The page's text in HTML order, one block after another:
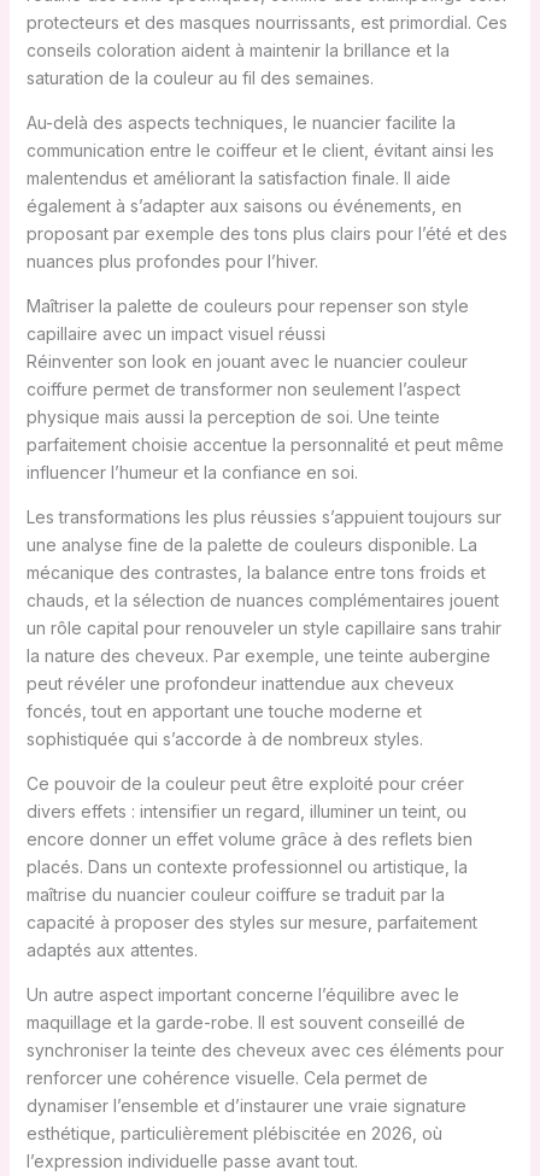
protecteurs et des masques nourrissants, est primordial. Ces
conseils coloration aident à maintenir la brillance et la
saturation de la couleur au fil des semaines.
Au-delà des aspects techniques, le nuancier facilite la
communication entre le coiffeur et le client, évitant ainsi les
malentendus et améliorant la satisfaction finale. Il aide
également à s’adapter aux saisons ou événements, en
proposant par exemple des tons plus clairs pour l’été et des
nuances plus profondes pour l’hiver.
Maîtriser la palette de couleurs pour repenser son style
capillaire avec un impact visuel réussi
Réinventer son look en jouant avec le nuancier couleur
coiffure permet de transformer non seulement l’aspect
physique mais aussi la perception de soi. Une teinte
parfaitement choisie accentue la personnalité et peut même
influencer l’humeur et la confiance en soi.
Les transformations les plus réussies s’appuient toujours sur
une analyse fine de la palette de couleurs disponible. La
mécanique des contrastes, la balance entre tons froids et
chauds, et la sélection de nuances complémentaires jouent
un rôle capital pour renouveler un style capillaire sans trahir
la nature des cheveux. Par exemple, une teinte aubergine
peut révéler une profondeur inattendue aux cheveux
foncés, tout en apportant une touche moderne et
sophistiquée qui s’accorde à de nombreux styles.
Ce pouvoir de la couleur peut être exploité pour créer
divers effets : intensifier un regard, illuminer un teint, ou
encore donner un effet volume grâce à des reflets bien
placés. Dans un contexte professionnel ou artistique, la
maîtrise du nuancier couleur coiffure se traduit par la
capacité à proposer des styles sur mesure, parfaitement
adaptés aux attentes.
Un autre aspect important concerne l’équilibre avec le
maquillage et la garde-robe. Il est souvent conseillé de
synchroniser la teinte des cheveux avec ces éléments pour
renforcer une cohérence visuelle. Cela permet de
dynamiser l’ensemble et d’instaurer une vraie signature
esthétique, particulièrement plébiscitée en 2026, où
l’expression individuelle passe avant tout.